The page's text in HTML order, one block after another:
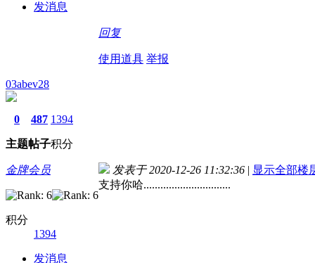
发消息
回复
使用道具 举报
03abev28
0
主题
487
帖子
1394
积分
金牌会员
积分
1394
发消息
发表于 2020-12-26 11:32:36 | 显示全部楼
支持你哈...............................